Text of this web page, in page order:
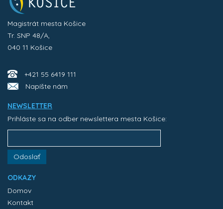
Magistrát mesta Košice
Tr. SNP 48/A,
040 11 Košice
+421 55 6419 111
Napíšte nám
NEWSLETTER
Prihláste sa na odber newslettera mesta Košice:
Odoslať
ODKAZY
Domov
Kontakt